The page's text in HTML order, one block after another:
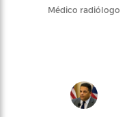
Médico radiólogo